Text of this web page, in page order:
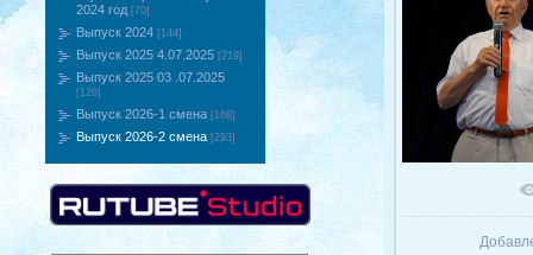
2024 год [70]
Выпуск 2024 [144]
Выпуск 2025 4.07.2025 [219]
Выпуск 2025 03 .07.2025
[126]
Выпуск 2026-1 смена [168]
Выпуск 2026-2 смена [293]
В